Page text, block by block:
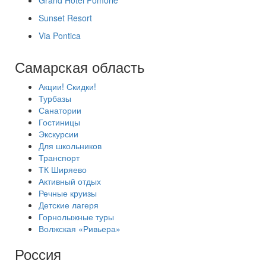
Sunset Resort
Via Pontica
Самарская область
Акции! Скидки!
Турбазы
Санатории
Гостиницы
Экскурсии
Для школьников
Транспорт
ТК Ширяево
Активный отдых
Речные круизы
Детские лагеря
Горнолыжные туры
Волжская «Ривьера»
Россия